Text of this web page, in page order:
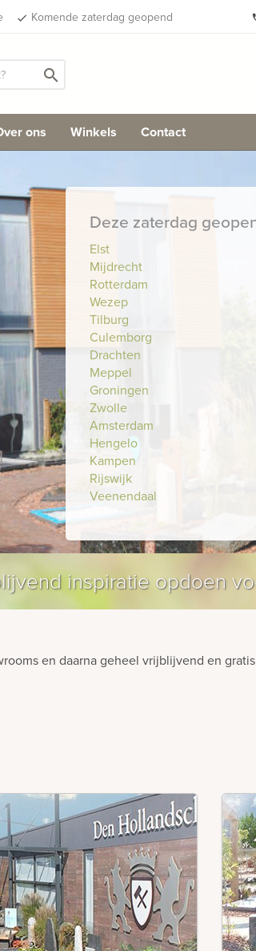
done Komende zaterdag geopend
search
ons Winkels Contact
Deze zaterdag
Elst
Mijdrecht
Rotterdam
Wezep
Tilburg
Culemborg
Drachten
Meppel
Groningen
Zwolle
Amsterdam
Hengelo
Kampen
Rijswijk
Veenendaal
inspiratie opdoen
en daarna geheel vrijblijvend en